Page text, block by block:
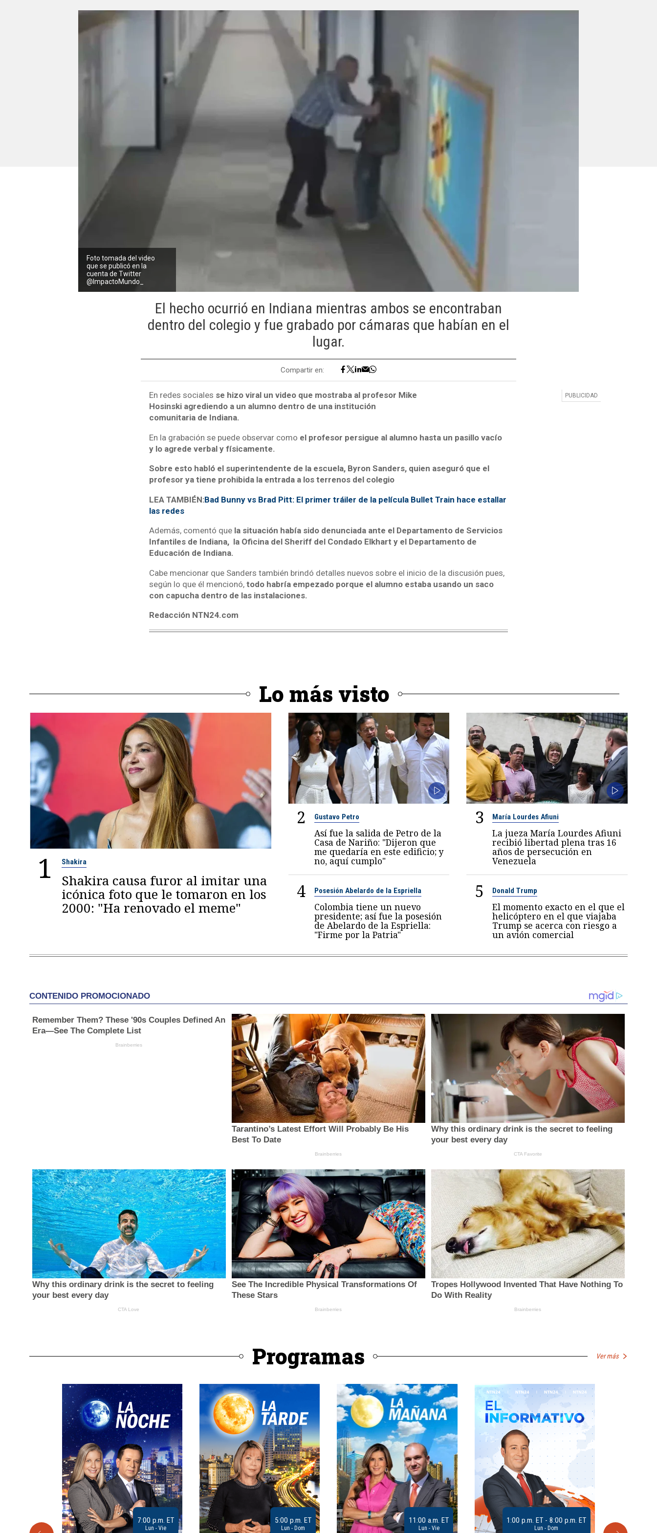
Foto tomada del video
que se publicó en la
cuenta de Twitter
@ImpactoMundo_
El hecho ocurrió en Indiana mientras ambos se encontraban
dentro del colegio y fue grabado por cámaras que habían en el
lugar.
Compartir en:
En redes sociales se hizo viral un video que mostraba al profesor Mike
Hosinskiagrediendo a un alumno dentro de una institución
comunitaria de Indiana.
En la grabación se puede observar como el profesor persigue al alumno hasta un pasillo vacío
y lo agrede verbal y físicamente.
Sobre esto habló el superintendente de la escuela, Byron Sanders, quien aseguró que el
profesor ya tiene prohibida la entrada a los terrenos del colegio
LEA TAMBIÉN:Bad Bunny vs Brad Pitt: El primer tráiler de la película Bullet Train hace estallar
las redes
Además, comentó que la situación había sido denunciada ante el Departamento de Servicios
Infantiles de Indiana, la Oficina del Sheriff del Condado Elkhart y el Departamento de
Educación de Indiana.
Cabe mencionar que Sanders también brindó detalles nuevos sobre el inicio de la discusión pues,
según lo que él mencionó, todo habría empezado porque el alumno estaba usando un saco
con capucha dentro de las instalaciones.
Redacción NTN24.com
Lo más visto
1 Shakira
Shakira causa furor al imitar una
icónica foto que le tomaron en los
2000: "Ha renovado el meme"
2 Gustavo Petro
Así fue la salida de Petro de la
Casa de Nariño: "Dijeron que
me quedaría en este edificio; y
no, aquí cumplo"
3 María Lourdes Afiuni
La jueza María Lourdes Afiuni
recibió libertad plena tras 16
años de persecución en
Venezuela
4 Posesión Abelardo de la Espriella
Colombia tiene un nuevo
presidente; así fue la posesión
de Abelardo de la Espriella:
"Firme por la Patria"
5 Donald Trump
El momento exacto en el que el
helicóptero en el que viajaba
Trump se acerca con riesgo a
un avión comercial
Programas Ver más
7:00 p.m. ET
Lun - Vie
5:00 p.m. ET
Lun - Dom
11:00 a.m. ET
Lun - Vie
1:00 p.m. ET - 8:00 p.m. ET
Lun - Dom